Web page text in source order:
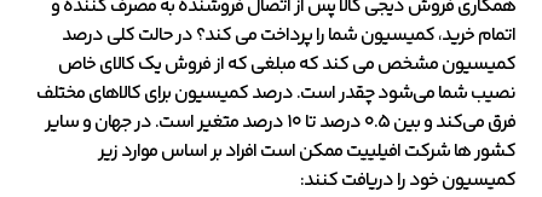
همکاری فروش دیجی کالا پس از اتصال فروشنده به مصرف کننده و
اتمام خرید، کمیسیون شما را پرداخت می کند؟ در حالت کلی درصد
کمیسیون مشخص می کند که مبلغی که از فروش یک کالای خاص
نصیب شما می‌شود چقدر است. درصد کمیسیون برای کالاهای مختلف
فرق می‌کند و بین ۰.۵ درصد تا ۱۰ درصد متغیر است. در جهان و سایر
کشور ها شرکت افیلییت ممکن است افراد بر اساس موارد زیر
کمیسیون خود را دریافت کنند: